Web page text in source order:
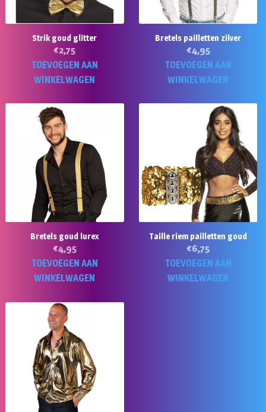
Strik goud glitter
€2,75
TOEVOEGEN AAN
WINKELWAGEN
Bretels pailletten zilver
€4,95
TOEVOEGEN AAN
WINKELWAGEN
Bretels goud lurex
€4,95
TOEVOEGEN AAN
WINKELWAGEN
Taille riem pailletten goud
€6,75
TOEVOEGEN AAN
WINKELWAGEN